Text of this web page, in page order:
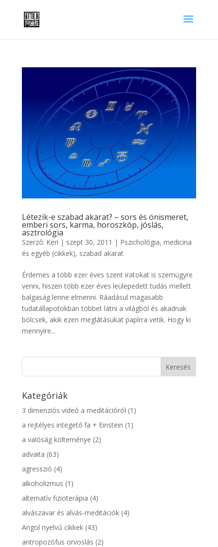
Létezik-e szabad akarat? – sors és önismeret,
emberi sors, karma, horoszkóp, jóslás,
asztrológia
Szerző: Keri | szept 30, 2011 | Pszichológia, medicina
és egyéb (cikkek), szabad akarat
Érdemes a több ezer éves szent iratokat is szemügyre
venni, hiszen több ezer éves leülepedett tudás mellett
balgaság lenne elmenni. Ráadásul magasabb
tudatállapotokban többet látni a világból és akadnak
bölcsek, akik ezen meglátásukat papírra vetik. Hogy ki
mennyire...
Kategóriák
3 dimenziós videó a meditációról (1)
a rejtélyes integető fa + Einstein (1)
a valóság költeménye (2)
advaita (63)
agresszió (4)
alkoholizmus (1)
alternatív fizioterápia (4)
alvászavar és alvás-meditációk(4)
Angol nyelvű cikkek(43)
antropozófus orvoslás (2)